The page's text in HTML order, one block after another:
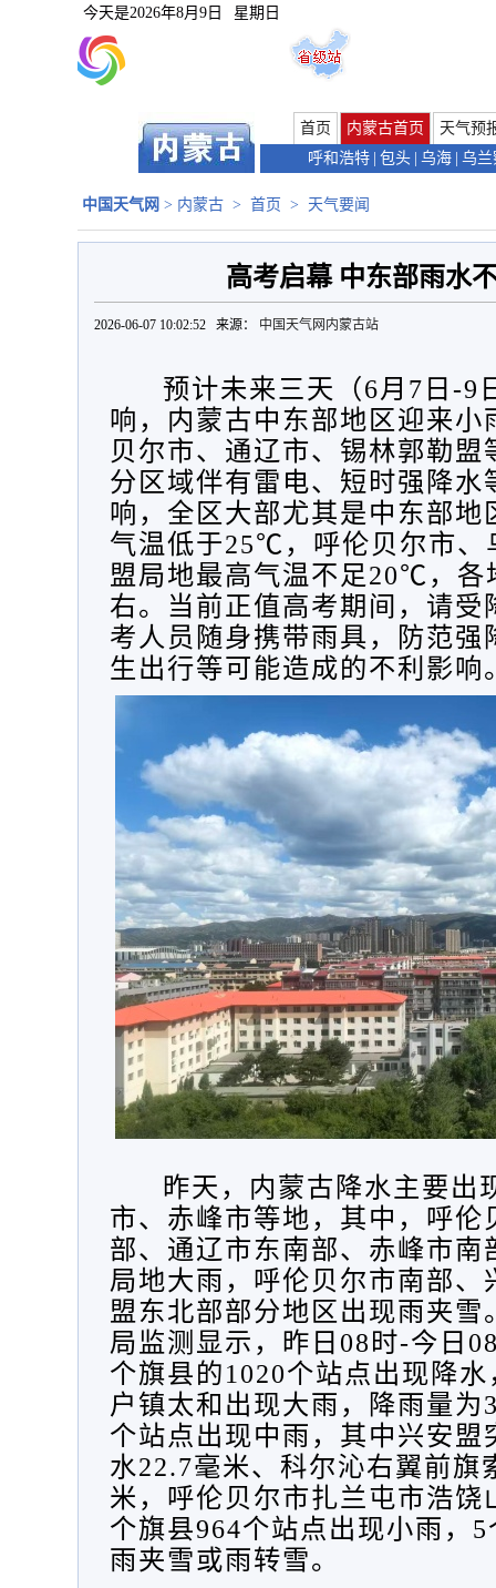
今天是2026年8月9日 星期日
首页 内蒙古首页
天气预
呼和浩特 包头 乌海 乌兰
中国天气网 > 内蒙古 > 首页 > 天气要闻
高考启幕 中东部雨水
2026-06-07 10:02:52 来源： 中国天气网内蒙古站
预计未来三天（6月7日-9
响，内蒙古中东部地区迎来
贝尔市、通辽市、锡林郭勒盟
分区域伴有雷电、短时强降水
响，全区大部尤其是中东部
气温低于25℃，呼伦贝尔市、
盟局地最高气温不足20℃，
右。
当前正值高考期间，请
考人员随身携带雨具，防范
生出行等可能造成的不利影响
昨天，内蒙古降水主要出
市、赤峰市等地，其中，呼
部、通辽市东南部、赤峰市
局地大雨，呼伦贝尔市南部
盟东北部部分地区出现雨夹
局监测显示，昨日 08时-今日
个旗县的1020个站点出现降水
户镇太和 出现大雨，降雨量为
个站点出现中雨 ，其中兴安盟
水22.7毫米、 科尔沁右翼前旗
米 ， 呼伦贝尔市扎兰屯市浩饶
个旗县964个站点出现小雨 ， 5
雨夹雪或雨转雪。